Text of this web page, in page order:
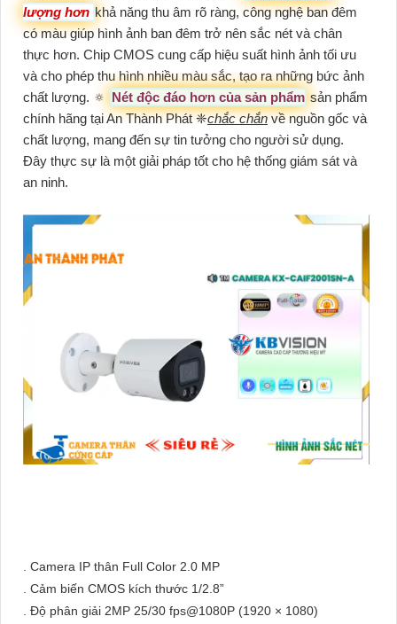
lượng hơn khả năng thu âm rõ ràng, công nghệ ban đêm
có màu giúp hình ảnh ban đêm trở nên sắc nét và chân
thực hơn. Chip CMOS cung cấp hiệu suất hình ảnh tối ưu
và cho phép thu hình nhiều màu sắc, tạo ra những bức ảnh
chất lượng. 🔅 Nét độc đáo hơn của sản phẩm sản phẩm
chính hãng tại An Thành Phát ❈chắc chắnvề nguồn gốc và
chất lượng, mang đến sự tin tưởng cho người sử dụng.
Đây thực sự là một giải pháp tốt cho hệ thống giám sát và
an ninh.
. Camera IP thân Full Color 2.0 MP
. Cảm biến CMOS kích thước 1/2.8”
. Độ phân giải 2MP 25/30 fps@1080P (1920 × 1080)